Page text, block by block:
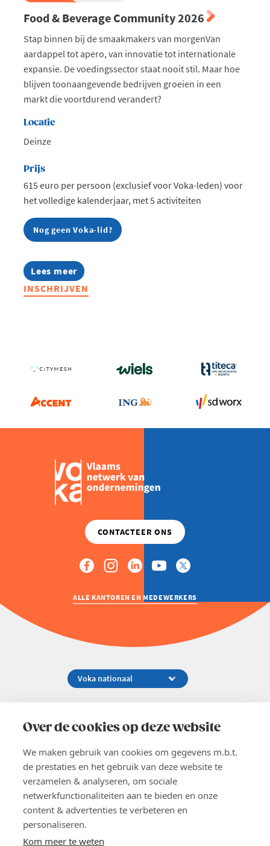
Over de cookies op deze website
We maken gebruik van cookies om gegevens m.b.t.
de prestaties en het gebruik van deze website te
verzamelen & analyseren, om sociale
netwerkfunctionaliteiten aan te bieden en onze
content & advertenties te verbeteren en
personaliseren.
Kom meer te weten
Food & Beverage Community 2026
Stap binnen bij de smaakmakers van morgenVan
aardappel tot apero, van innovatie tot internationale
expansie. De voedingssector staat nooit stil. Maar hoe
blijven toonaangevende bedrijven groeien in een
markt die voortdurend verandert?
Locatie
Deinze
Prijs
615 euro per persoon (exclusief voor Voka-leden) voor
het volledige kalenderjaar, met 5 activiteiten
Nog geen Voka-lid?
Lees meer
about
Food
&
INSCHRIJVEN
ALLE KANTOREN EN MEDEWERKERS
02 229 81 11
EN